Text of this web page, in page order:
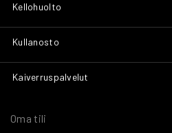
Kellohuolto
Kullanosto
Kaiverruspalvelut
Oma tili